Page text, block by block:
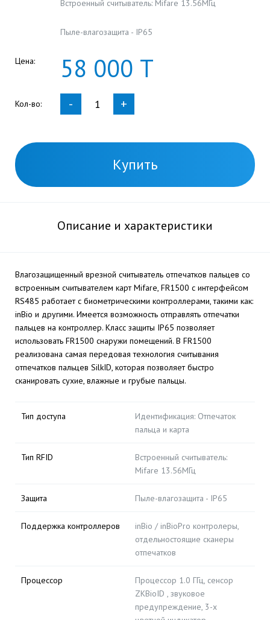
Встроенный считыватель: Mifare 13.56МГц
Пыле-влагозащита - IP65
Цена: 58 000 Т
Кол-во: - +
Купить
Описание и характеристики
Влагозащищенный врезной считыватель отпечатков пальцев со
встроенным считывателем карт Mifare, FR1500 с интерфейсом
RS485 работает с биометрическими контроллерами, такими как:
inBio и другими. Имеется возможность отправлять отпечатки
пальцев на контроллер. Класс защиты IP65 позволяет
использовать FR1500 снаружи помещений. В FR1500
реализована самая передовая технология считывания
отпечатков пальцев SilkID, которая позволяет быстро
сканировать сухие, влажные и грубые пальцы.
Тип доступа
Идентификация: Отпечаток
пальца и карта
Тип RFID
Встроенный считыватель:
Mifare 13.56МГц
Защита Пыле-влагозащита - IP65
Поддержка контроллеров
inBio / inBioPro контролеры,
отдельностоящие сканеры
отпечатков
Процессор
Процессор 1.0 ГГц, сенсор
ZKBioID , звуковое
предупреждение, 3-х